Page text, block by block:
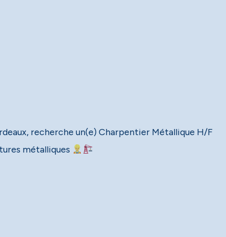
recherche un(e) Charpentier Métallique H/F
métalliques